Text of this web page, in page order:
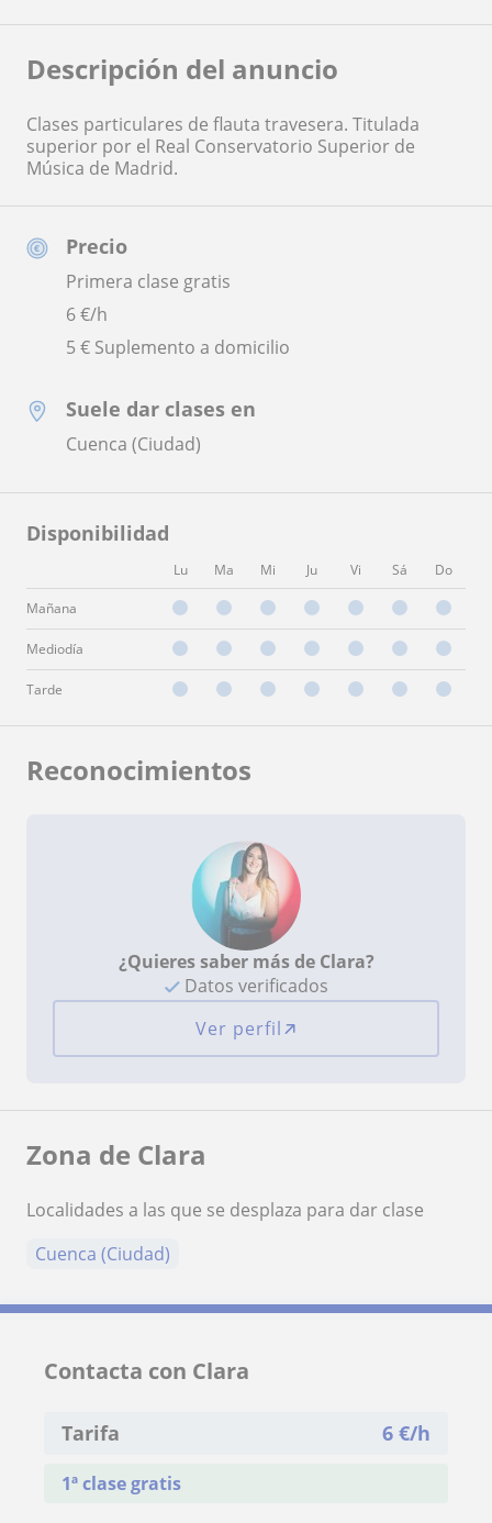
Precio
Primera clase gratis
6€/h
5 € Suplemento a domicilio
Suele dar clases en
Cuenca (Ciudad)
Disponibilidad
Lu Ma Mi Ju Vi Sá Do
Mañana
Mediodía
Tarde
Descripción del anuncio
Clases particulares de flauta travesera. Titulada
superior por el Real Conservatorio Superior de
Música de Madrid.
Reconocimientos
¿Quieres saber más de Clara?
Datos verificados
Ver perfil
Zona de Clara
Localidades a las que se desplaza para dar clase
Cuenca (Ciudad)
Contacta con Clara
Tarifa 6 €/h
1ª clase gratis